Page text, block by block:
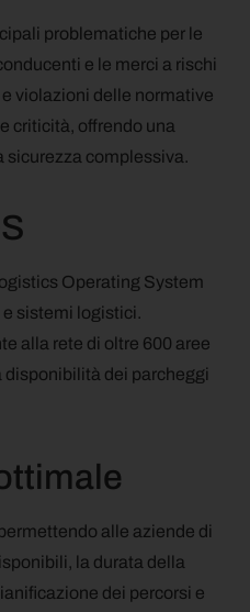
problematiche per le
e le merci a rischi
violazioni delle normative
criticità, offrendo una
sicurezza complessiva.
Operating System
sistemi logistici.
alla rete di oltre 600 aree
disponibilità dei parcheggi
alle aziende di
la durata della
dei percorsi e